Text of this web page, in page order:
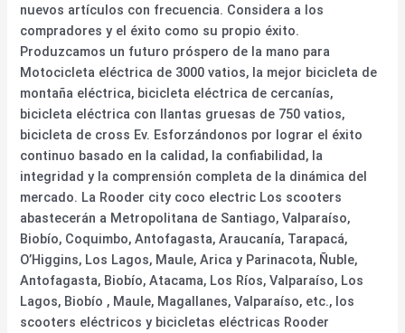
nuevos artículos con frecuencia. Considera a los
compradores y el éxito como su propio éxito.
Produzcamos un futuro próspero de la mano para
Motocicleta eléctrica de 3000 vatios, la mejor bicicleta de
montaña eléctrica, bicicleta eléctrica de cercanías,
bicicleta eléctrica con llantas gruesas de 750 vatios,
bicicleta de cross Ev. Esforzándonos por lograr el éxito
continuo basado en la calidad, la confiabilidad, la
integridad y la comprensión completa de la dinámica del
mercado. La Rooder city coco electric Los scooters
abastecerán a Metropolitana de Santiago, Valparaíso,
Biobío, Coquimbo, Antofagasta, Araucanía, Tarapacá,
O’Higgins, Los Lagos, Maule, Arica y Parinacota, Ñuble,
Antofagasta, Biobío, Atacama, Los Ríos, Valparaíso, Los
Lagos, Biobío , Maule, Magallanes, Valparaíso, etc., los
scooters eléctricos y bicicletas eléctricas Rooder